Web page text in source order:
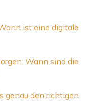
ist eine digitale
Wann sind die
genau den richtigen